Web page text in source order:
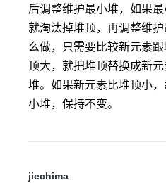
后调整维护最小堆，如果
就淘汰掉堆顶，再调整维
么做，只需要比较新元素
顶大，就把堆顶替换成新
堆。如果新元素比堆顶小
小堆，保持不变。
jiechima